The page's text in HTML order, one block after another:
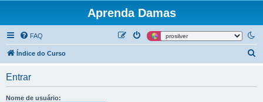
Aprenda Damas
FAQ
Índice do Curso
Entrar
Nome de usuário: